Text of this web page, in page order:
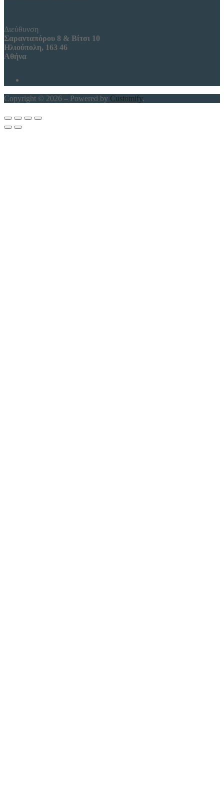
Διεύθυνση
Σαρανταπόρου 8 & Βίτσι 10
Ηλιούπολη, 163 46
Αθήνα
Copyright © 2026 – Powered by Customify.